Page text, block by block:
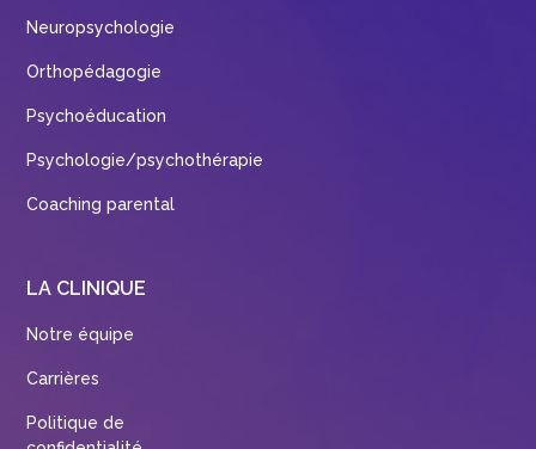
Neuropsychologie
Orthopédagogie
Psychoéducation
Psychologie/psychothérapie
Coaching parental
LA CLINIQUE
Notre équipe
Carrières
Politique de